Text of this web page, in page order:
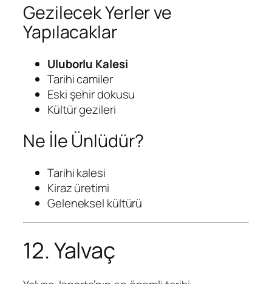
Gezilecek Yerler ve
Yapılacaklar
Uluborlu Kalesi
Tarihi camiler
Eski şehir dokusu
Kültür gezileri
Ne İle Ünlüdür?
Tarihi kalesi
Kiraz üretimi
Geleneksel kültürü
12. Yalvaç